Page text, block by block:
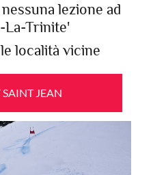
lezione ad
La-Trinite'
località vicine
SAINT JEAN